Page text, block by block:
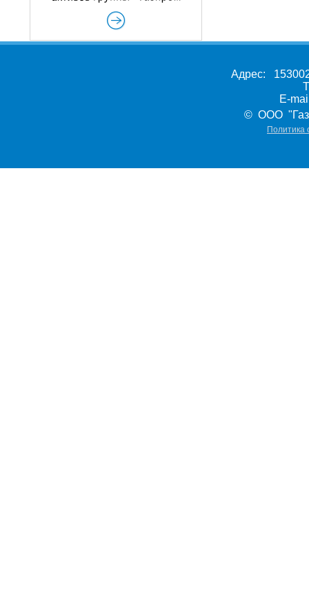
Адрес:
E-
© ООО
Политика